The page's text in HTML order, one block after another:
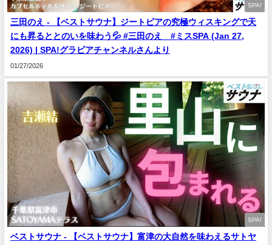
SPA!
三田のえ - 【ベストサウナ】ジートピアの究極ウィスキングで天
にも昇るととのいを味わう💦 #三田のえ #ミスSPA (Jan 27,
2026) | SPA!グラビアチャンネルさんより
01/27/2026
SPA!
ベストサウナ - 【ベストサウナ】富津の大自然を味わえるサトヤ